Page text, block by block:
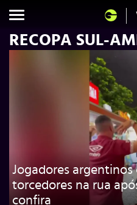
RECOPA SUL-
Jogadores
torcedores na rua
confira